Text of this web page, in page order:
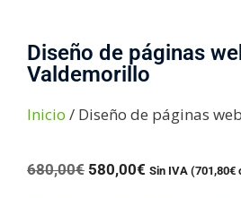
Diseño de páginas
Valdemorillo
Inicio / Diseño de páginas
680,00€ 580,00€ Sin IVA (701,80€